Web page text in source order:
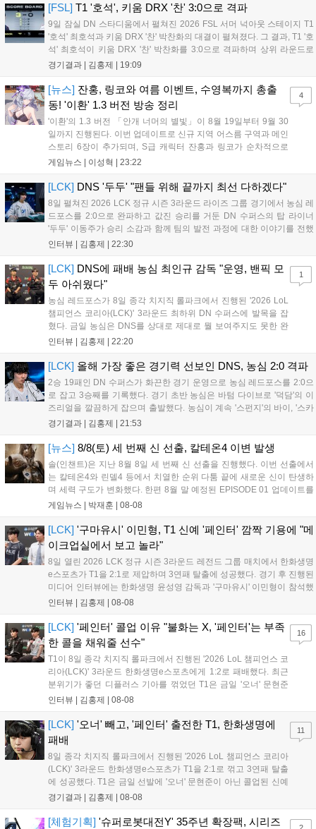
[FSL] T1 '호석', 키움 DRX '찬' 3:0으로 격파
9일 잠실 DN 스타디움에서 펼쳐진 2026 FSL 서머 넉아웃 스테이지 T1
'호석' 최호석과 키움 DRX '찬' 박찬화의 대결이 펼쳐졌다. 그 결과, T1 '호
석' 최호석이 키움 DRX '찬' 박찬화를 3:0으로 격파하며 상위 라운드로
진출했고, '찬'은 탈락하고 말았다. 경기 초반, 5분 만에 골 찬스를 잡은
경기결과 | 김홍제 19:09
[뉴스] 잔홍, 링코와 여름 이벤트, 수영복까지 총출
동! '이환' 1.3 버전 방송 정리
'이환'의 1.3 버전 「안개 너머의 별빛」이 8월 19일부터 9월 30
일까지 진행된다. 이번 업데이트로 신규 지역 어스름 구역과 메인
스토리 6장이 추가되며, S급 캐릭터 잔홍과 링코가 순차적으로
등장한다. 여름 시즌을 맞아 비치발리볼, 수상 오토바이 등 다채
의성도 강화된다. 8월 11일까지 사용 가능한 교환 코드 3종이 제
공되며, 상세 일정은 공식 채널을 통해 확인할 수 있다....
게임뉴스 | 이성혁 23:22
4
[LCK] DNS '두두' "팬들 위해 끝까지 최선 다하겠다"
8일 펼쳐진 2026 LCK 정규 시즌 3라운드 라이즈 그룹 경기에서 농심 레
드포스를 2:0으로 완파하고 값진 승리를 거둔 DN 수퍼스의 탑 라이너
'두두' 이동주가 승리 소감과 함께 팀의 발전 과정에 대한 이야기를 전했
다. 먼저 오랜만의 2:0 완승에 대해 '두두'는 "진짜 오랜만에 거둔 2:0 승
인터뷰 | 김홍제 22:30
[LCK] DNS에 패배 농심 최인규 감독 "운영, 밴픽 모
두 아쉬웠다"
농심 레드포스가 8일 종각 치지직 롤파크에서 진행된 '2026 LoL
챔피언스 코리아(LCK)' 3라운드 최하위 DN 수퍼스에 발목을 잡
혔다. 금일 농심은 DNS를 상대로 제대로 뭘 보여주지도 못한 완
패를 당하고 말았다. 이하 농심 레드포스 최인규 감독과 '리헨즈'
인규 감독 : 모든 경...
인터뷰 | 김홍제 22:20
1
[LCK] 올해 가장 좋은 경기력 선보인 DNS, 농심 2:0 격파
2승 19패인 DN 수퍼스가 화끈한 경기 운영으로 농심 레드포스를 2:0으
로 잡고 3승째를 기록했다. 경기 초반 농심은 바텀 다이브로 '덕담'의 이
즈리얼을 깔끔하게 잡으며 출발했다. 농심이 계속 '스펀지'의 바이, '스카
웃'의 신드라가 맹활약하며 초반부터 잡은 주도권을 계속 잘 굴렸다.
었...
경기결과 | 김홍제 21:53
[뉴스] 8/8(토) 세 번째 신 선출, 칼테온4 이변 발생
솔(인챈트)은 지난 8월 8일 세 번째 신 선출을 진행했다. 이번 선출에서
는 칼테온4와 린델4 등에서 치열한 순위 다툼 끝에 새로운 신이 탄생하
며 세력 구도가 변화했다. 한편 8월 말 예정된 EPISODE 01 업데이트를
통해 월드 콘텐츠가 추가될 예정이며, 이를 통해 추후 주신 및 절대신에
더욱 가속화될 전망이다....
게임뉴스 | 박재훈 08-08
[LCK] '구마유시' 이민형, T1 신예 '페인터' 깜짝 기용에 "메
이크업실에서 보고 놀라"
8일 열린 2026 LCK 정규 시즌 3라운드 레전드 그룹 매치에서 한화생명
e스포츠가 T1을 2:1로 제압하며 3연패 탈출에 성공했다. 경기 후 진행된
미디어 인터뷰에는 한화생명 윤성영 감독과 '구마유시' 이민형이 참석했
다. 먼저 승리 소감에 대해 윤성영 감독은 "오랜만에 승리해 기분이 좋고,
인터뷰 | 김홍제 08-08
[LCK] '페인터' 콜업 이유 "불화는 X, '페인터'는 부족
한 콜을 채워줄 선수"
T1이 8일 종각 치지직 롤파크에서 진행된 '2026 LoL 챔피언스 코
리아(LCK)' 3라운드 한화생명e스포츠에게 1:2로 패배했다. 최근
분위기가 좋던 디플러스 기아를 꺾었던 T1은 금일 '오너' 문현준
을 빼고 신예 '페인터' 김은후를 투입시키는 강수를 뒀으나 결국
즈' 김수환의 인터뷰 내...
인터뷰 | 김홍제 08-08
16
[LCK] '오너' 빼고, '페인터' 출전한 T1, 한화생명에
패배
8일 종각 치지직 롤파크에서 진행된 '2026 LoL 챔피언스 코리아
(LCK)' 3라운드 한화생명e스포츠가 T1을 2:1로 꺾고 3연패 탈출
에 성공했다. T1은 금일 선발에 '오너' 문현준이 아닌 콜업된 신예
'페인터' 김은후를 투입했지만, 결국 1:2로 패배하고 말았다. T1은
을 빼냈다....
경기결과 | 김홍제 08-08
11
[체험기획] '슈퍼로봇대전Y' 35주년 확장팩, 시리즈